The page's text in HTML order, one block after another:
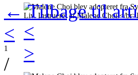
<
>
← Tilbage til
<
1
/